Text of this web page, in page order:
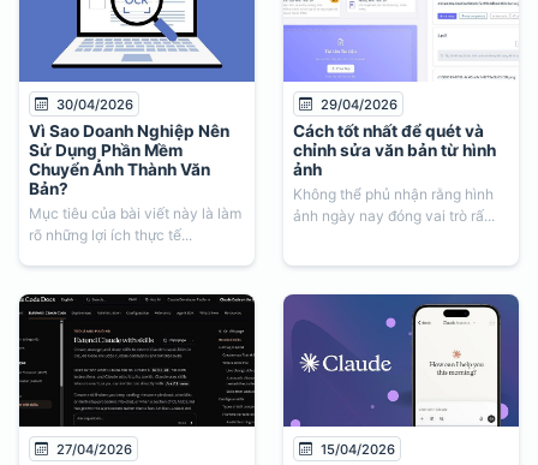
30/04/2026
Vì Sao Doanh Nghiệp Nên
Sử Dụng Phần Mềm
Chuyển Ảnh Thành Văn
Bản?
Mục tiêu của bài viết này là làm
rõ những lợi ích thực tế...
29/04/2026
Cách tốt nhất để quét và
chỉnh sửa văn bản từ hình
ảnh
Không thể phủ nhận rằng hình
ảnh ngày nay đóng vai trò rấ...
27/04/2026 15/04/2026